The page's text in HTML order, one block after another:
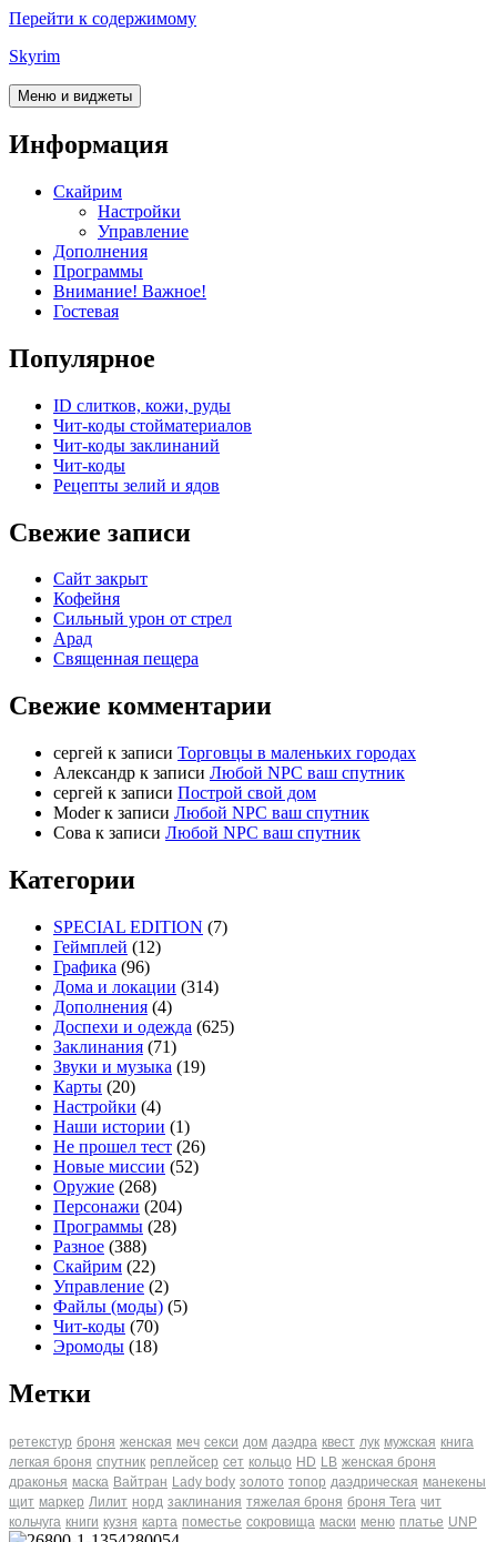
Перейти к содержимому
Skyrim
Меню и виджеты
Информация
Скайрим
Настройки
Управление
Дополнения
Программы
Внимание! Важное!
Гостевая
Популярное
ID слитков, кожи, руды
Чит-коды стойматериалов
Чит-коды заклинаний
Чит-коды
Рецепты зелий и ядов
Свежие записи
Сайт закрыт
Кофейня
Cильный урон от стрел
Арад
Священная пещера
Свежие комментарии
cергей к записи Торговцы в маленьких городах
Александр к записи Любой NPC ваш спутник
cергей к записи Построй свой дом
Moderк записи Любой NPC ваш спутник
Сова к записи Любой NPC ваш спутник
Категории
SPECIAL EDITION (7)
Геймплей (12)
Графика (96)
Дома и локации (314)
Дополнения (4)
Доспехи и одежда (625)
Заклинания (71)
Звуки и музыка (19)
Карты (20)
Настройки (4)
Наши истории (1)
Не прошел тест (26)
Новые миссии (52)
Оружие (268)
Персонажи (204)
Программы (28)
Разное (388)
Скайрим (22)
Управление (2)
Файлы (моды) (5)
Чит-коды (70)
Эромоды (18)
Метки
ретекстур броня женская меч секси дом даэдра квест лук мужская книга
легкая броня спутник реплейсер сет кольцо HD LB женская броня
драконья маска Вайтран Lady body золото топор даэдрическая манекены
щит маркер Лилит норд заклинания тяжелая броня броня Tera чит
кольчуга книги кузня карта поместье сокровища маски меню платье UNP